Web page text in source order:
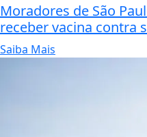
Moradores de São
receber vacina contra
Saiba Mais